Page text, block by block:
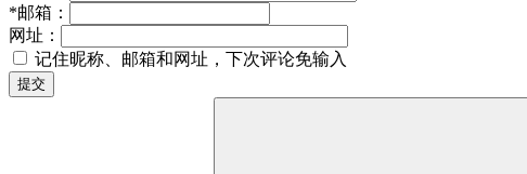
*邮箱：
网址：
记住昵称、邮箱和网址，下次评论免输入
提交